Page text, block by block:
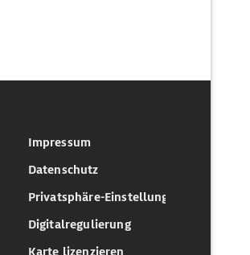
Impressum
Datenschutz
Privatsphäre-Einstellungen
Digitalregulierung
Karte lizenzieren